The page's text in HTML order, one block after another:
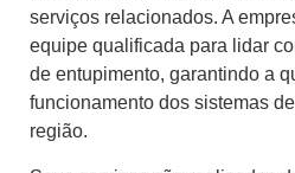
serviços relacionados. A
equipe qualificada para lidar
de entupimento, garantindo a
funcionamento dos sistemas
região.